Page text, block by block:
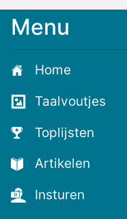
Meld
voor
de
nieuwste
voutjes
en
de
voutste
nieuwtjes!
Menu
Home
Taalvoutjes
Toplijsten
Artikelen
Insturen